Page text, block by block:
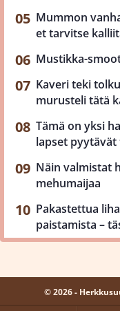
Mummon
et tarvitse
Mustikka-
Kaveri teki
murusteli tätä
Tämä on yksi
lapset pyytävät
Näin valmistat
mehumaijaa
Pakastettua
paistamista –
© 2026 -